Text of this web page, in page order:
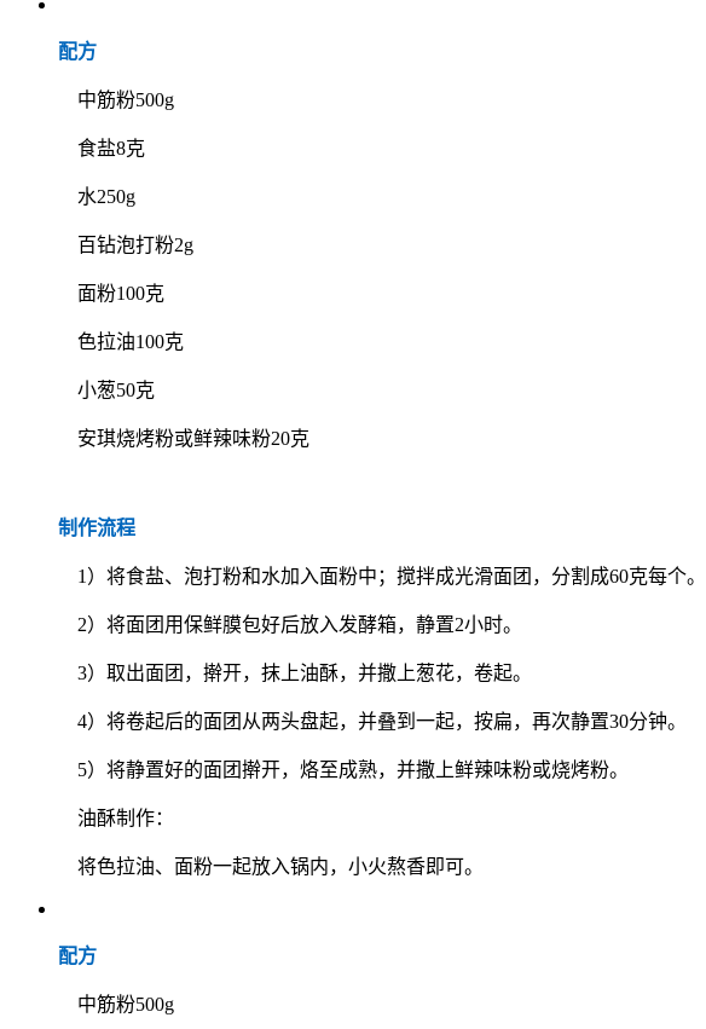
配方
中筋粉500g
食盐8克
水250g
百钻泡打粉2g
面粉100克
色拉油100克
小葱50克
安琪烧烤粉或鲜辣味粉20克
制作流程
1）将食盐、泡打粉和水加入面粉中；搅拌成光滑面团，分割成60克每个。
2）将面团用保鲜膜包好后放入发酵箱，静置2小时。
3）取出面团，擀开，抹上油酥，并撒上葱花，卷起。
4）将卷起后的面团从两头盘起，并叠到一起，按扁，再次静置30分钟。
5）将静置好的面团擀开，烙至成熟，并撒上鲜辣味粉或烧烤粉。
油酥制作：
将色拉油、面粉一起放入锅内，小火熬香即可。
配方
中筋粉500g